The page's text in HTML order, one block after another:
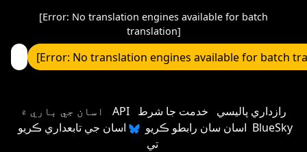
[Error: No translation engines available for batch
translation]
[Error: No translation engines available for batch
اسان جي باري ۾ API رازداري پاليسي
خدمت جا شرط
اسان سان رابطو ڪريو
اسان جي تابعداري ڪريو BlueSky
تي